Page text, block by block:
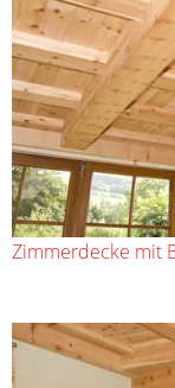
Zimmerdecke mit